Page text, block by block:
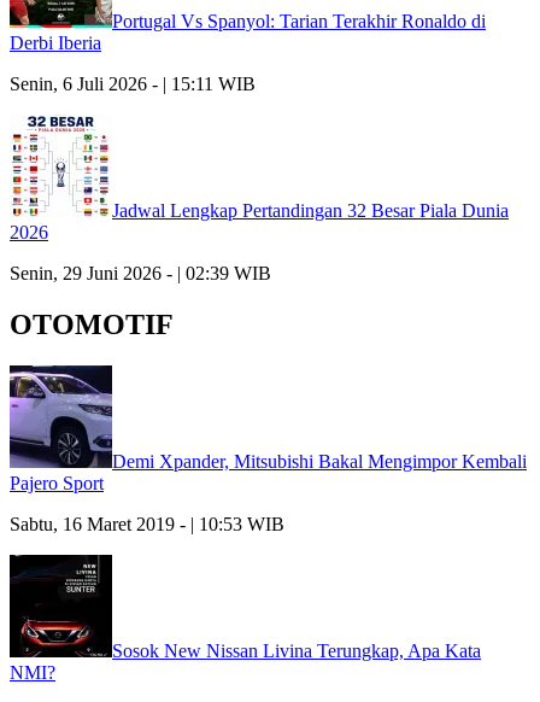
Portugal Vs Spanyol: Tarian Terakhir Ronaldo di
Derbi Iberia
Senin, 6 Juli 2026 - | 15:11 WIB
Jadwal Lengkap Pertandingan 32 Besar Piala Dunia
2026
Senin, 29 Juni 2026 - | 02:39 WIB
OTOMOTIF
Demi Xpander, Mitsubishi Bakal Mengimpor Kembali
Pajero Sport
Sabtu, 16 Maret 2019 - | 10:53 WIB
Sosok New Nissan Livina Terungkap, Apa Kata
NMI?